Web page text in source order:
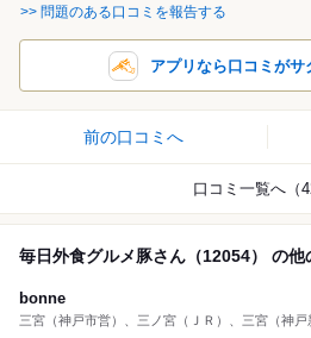
>> 問題のある口コミを報告する
アプリなら口コミがサ
前の口コミへ
口コミ一覧へ（
毎日外食グルメ豚さん（12054） の他
bonne
三宮（神戸市営）、三ノ宮（ＪＲ）、三宮（神